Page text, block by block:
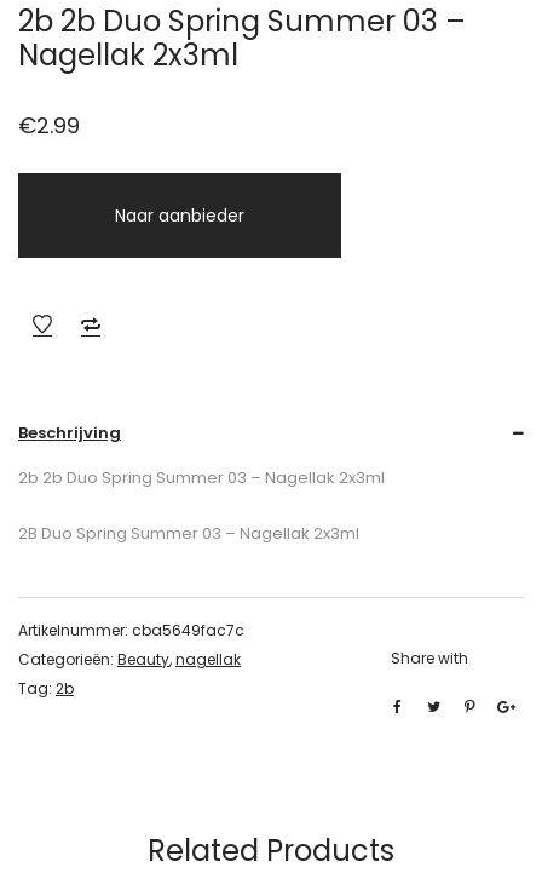
2b 2b Duo Spring Summer 03 –
Nagellak 2x3ml
€2.99
Naar aanbieder
Beschrijving
2b 2b Duo Spring Summer 03 – Nagellak 2x3ml
2B Duo Spring Summer 03 – Nagellak 2x3ml
Artikelnummer: cba5649fac7c
Categorieën: Beauty,nagellak
Tag: 2b
Share with
Related Products